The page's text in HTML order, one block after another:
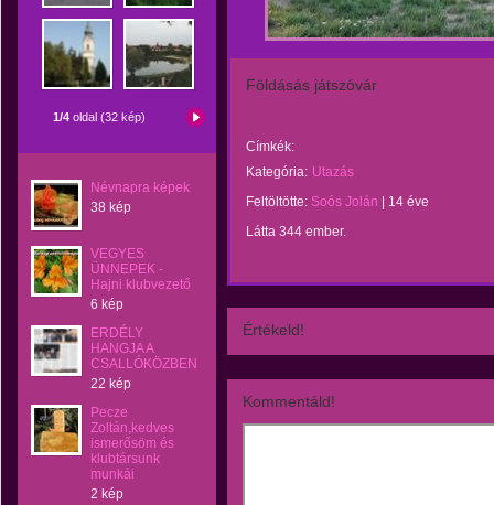
1/4 oldal (32 kép)
Névnapra képek
38 kép
VEGYES
ÜNNEPEK -
Hajni klubvezető
6 kép
ERDÉLY
HANGJA A
CSALLÓKÖZBEN
22 kép
Pecze
Zoltán,kedves
ismerősöm és
klubtársunk
munkái
2 kép
Földásás játszóvár
Címkék:
Kategória: Utazás
Feltöltötte: Soós Jolán
14 éve
Látta 344 ember.
Értékeld!
Kommentáld!